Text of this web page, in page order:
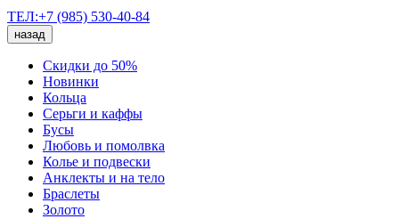
ТЕЛ:+7 (985) 530-40-84
назад
Скидки до 50%
Новинки
Кольца
Серьги и каффы
Бусы
Любовь и помолвка
Колье и подвески
Анклекты и на тело
Браслеты
Золото